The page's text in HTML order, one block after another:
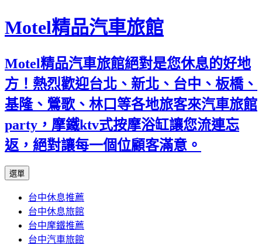
Motel精品汽車旅館
Motel精品汽車旅館絕對是您休息的好地
方！熱烈歡迎台北、新北、台中、板橋、
基隆、鶯歌、林口等各地旅客來汽車旅館
party，摩鐵ktv式按摩浴缸讓您流連忘
返，絕對讓每一個位顧客滿意。
選單
內
容
台中休息推薦
台中休息旅館
台中摩鐵推薦
台中汽車旅館